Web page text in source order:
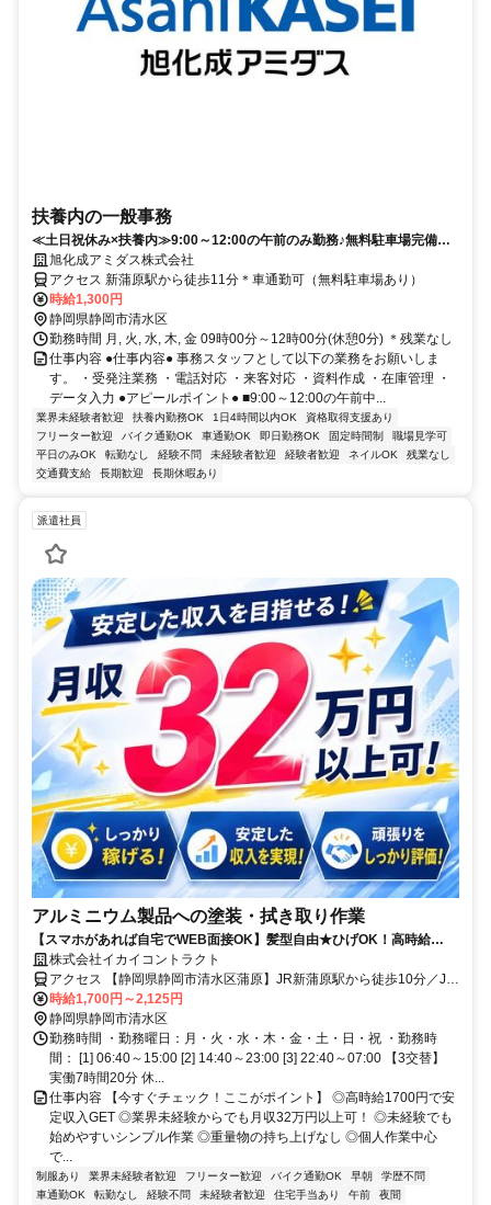
扶養内の一般事務
≪土日祝休み×扶養内≫9:00～12:00の午前のみ勤務♪無料駐車場完備で
通勤ラクラク！
旭化成アミダス株式会社
アクセス 新蒲原駅から徒歩11分＊車通勤可（無料駐車場あり）
時給1,300円
静岡県静岡市清水区
勤務時間 月, 火, 水, 木, 金 09時00分～12時00分(休憩0分) ＊残業なし
仕事内容 ●仕事内容● 事務スタッフとして以下の業務をお願いしま
す。 ・受発注業務 ・電話対応 ・来客対応 ・資料作成 ・在庫管理 ・
データ入力 ●アピールポイント● ■9:00～12:00の午前中...
業界未経験者歓迎 扶養内勤務OK 1日4時間以内OK
資格取得支援あり
フリーター歓迎
バイク通勤OK 車通勤OK 即日勤務OK 固定時間制
職場見学可
平日のみOK
転勤なし 経験不問 未経験者歓迎 経験者歓迎 ネイルOK
残業なし
交通費支給
長期歓迎 長期休暇あり
派遣社員
アルミニウム製品への塗装・拭き取り作業
【スマホがあれば自宅でWEB面接OK】髪型自由★ひげOK！高時給
1700円で3交替でも月収32万円以上可！一人でコツコツ進めるシンプル
作業♪
株式会社イカイコントラクト
アクセス 【静岡県静岡市清水区蒲原】JR新蒲原駅から徒歩10分／JR
富士駅から車で15分
時給1,700円～2,125円
静岡県静岡市清水区
勤務時間 ・勤務曜日：月・火・水・木・金・土・日・祝 ・勤務時
間： [1] 06:40～15:00 [2] 14:40～23:00 [3] 22:40～07:00 【3交替】
実働7時間20分 休...
仕事内容 【今すぐチェック！ここがポイント】 ◎高時給1700円で安
定収入GET ◎業界未経験からでも月収32万円以上可！ ◎未経験でも
始めやすいシンプル作業 ◎重量物の持ち上げなし ◎個人作業中心
で...
制服あり 業界未経験者歓迎 フリーター歓迎 バイク通勤OK 早朝
学歴不問
車通勤OK
転勤なし 経験不問 未経験者歓迎 住宅手当あり 午前
夜間